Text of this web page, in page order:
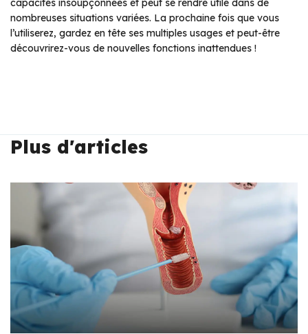
capacités insoupçonnées et peut se rendre utile dans de
nombreuses situations variées. La prochaine fois que vous
l’utiliserez, gardez en tête ses multiples usages et peut-être
découvrirez-vous de nouvelles fonctions inattendues !
Plus d'articles